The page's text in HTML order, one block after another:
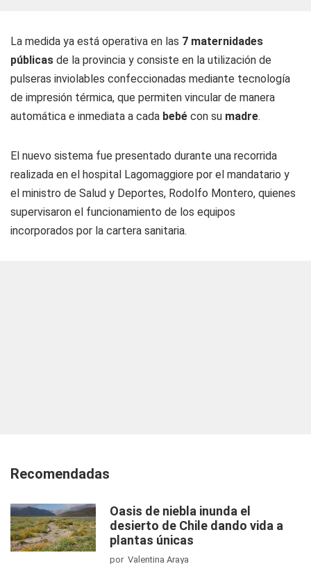
La medida ya está operativa en las 7 maternidades
públicas de la provincia y consiste en la utilización de
pulseras inviolables confeccionadas mediante tecnología
de impresión térmica, que permiten vincular de manera
automática e inmediata a cada bebé con su madre.
El nuevo sistema fue presentado durante una recorrida
realizada en el hospital Lagomaggiore por el mandatario y
el ministro de Salud y Deportes, Rodolfo Montero, quienes
supervisaron el funcionamiento de los equipos
incorporados por la cartera sanitaria.
Recomendadas
Oasis de niebla inunda el
desierto de Chile dando vida a
plantas únicas
por Valentina Araya